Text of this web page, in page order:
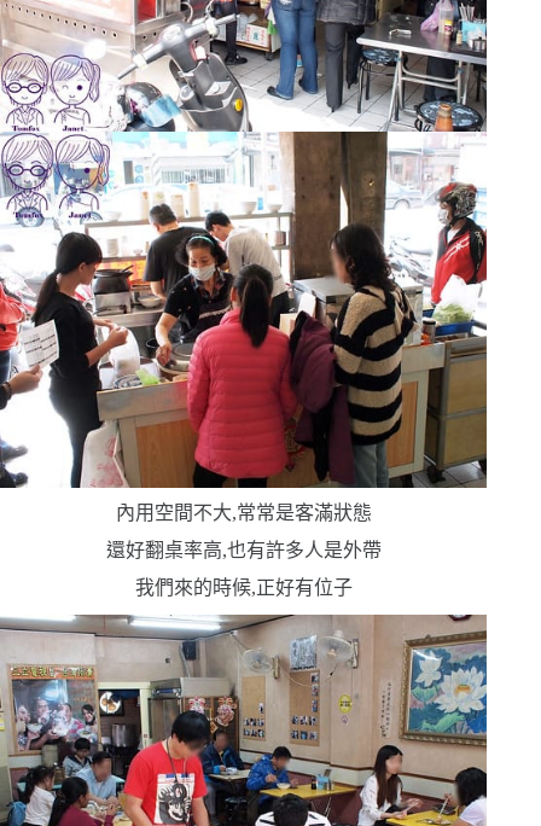
內用空間不大,常常是客滿狀態
還好翻桌率高,也有許多人是外帶
我們來的時候,正好有位子